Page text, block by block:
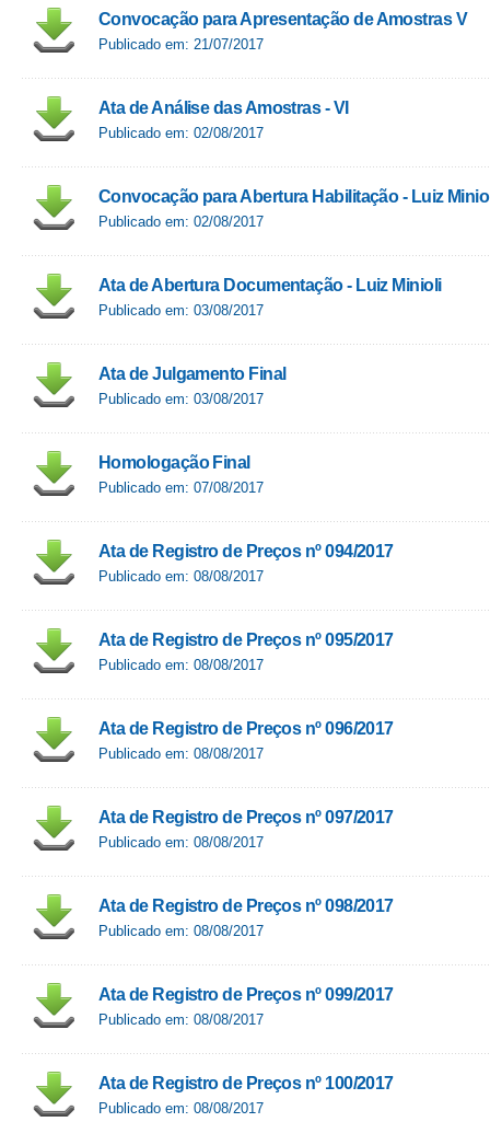
Convocação para Apresentação de Amostras V
Publicado em: 21/07/2017
Ata de Análise das Amostras - VI
Publicado em: 02/08/2017
Convocação para Abertura Habilitação - Luiz
Publicado em: 02/08/2017
Ata de Abertura Documentação - Luiz Minioli
Publicado em: 03/08/2017
Ata de Julgamento Final
Publicado em: 03/08/2017
Homologação Final
Publicado em: 07/08/2017
Ata de Registro de Preços nº 094/2017
Publicado em: 08/08/2017
Ata de Registro de Preços nº 095/2017
Publicado em: 08/08/2017
Ata de Registro de Preços nº 096/2017
Publicado em: 08/08/2017
Ata de Registro de Preços nº 097/2017
Publicado em: 08/08/2017
Ata de Registro de Preços nº 098/2017
Publicado em: 08/08/2017
Ata de Registro de Preços nº 099/2017
Publicado em: 08/08/2017
Ata de Registro de Preços nº 100/2017
Publicado em: 08/08/2017